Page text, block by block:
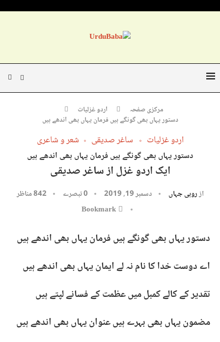
مرکزی صفحہ
اردو غزلیات
دستور یہاں بھی گونگے ہیں فرمان یہاں بھی اندھے ہیں
اردو غزلیات ساغر صدیقی شعر و شاعری
دستور یہاں بھی گونگے ہیں فرمان یہاں بھی اندھے ہیں
ایک اردو غزل از ساغر صدیقی
ازروبی جہاں دسمبر 19, 2019 0 تبصرے 842مناظر
Bookmark
دستور یہاں بھی گونگے ہیں فرمان یہاں بھی اندھے ہیں
اے دوست خدا کا نام نہ لے ایمان یہاں بھی اندھے ہیں
تقدیر کے کالے کمبل میں عظمت کے فسانے لپتے ہیں
مضمون یہاں بھی بہرے ہیں عنوان یہاں بھی اندھے ہیں